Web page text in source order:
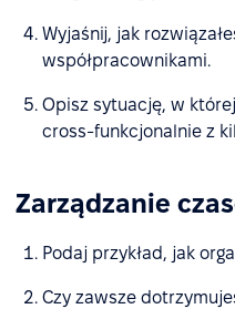
Wyjaśnij, jak
współpracownikami.
Opisz sytuację, w
cross-funkcjonalnie z
Zarządzanie
Podaj przykład, jak
Czy zawsze